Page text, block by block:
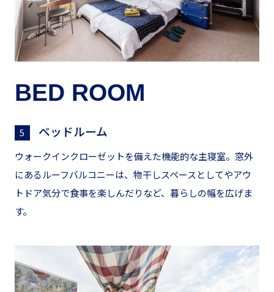
BED ROOM
5 ベッドルーム
ウォークインクローゼットを備えた機能的な主寝室。窓外
にあるルーフバルコニーは、物干しスペースとしてやアウ
トドア気分で食事を楽しんだりなど、暮らしの幅を広げま
す。